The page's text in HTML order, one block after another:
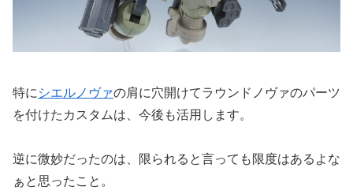
特に シエルノヴァの肩に穴開けてラウンドノヴァのパーツ
を付けたカスタムは、今後も活用します。
逆に微妙だったのは、限られると言っても限度はあるよな
ぁと思ったこと。